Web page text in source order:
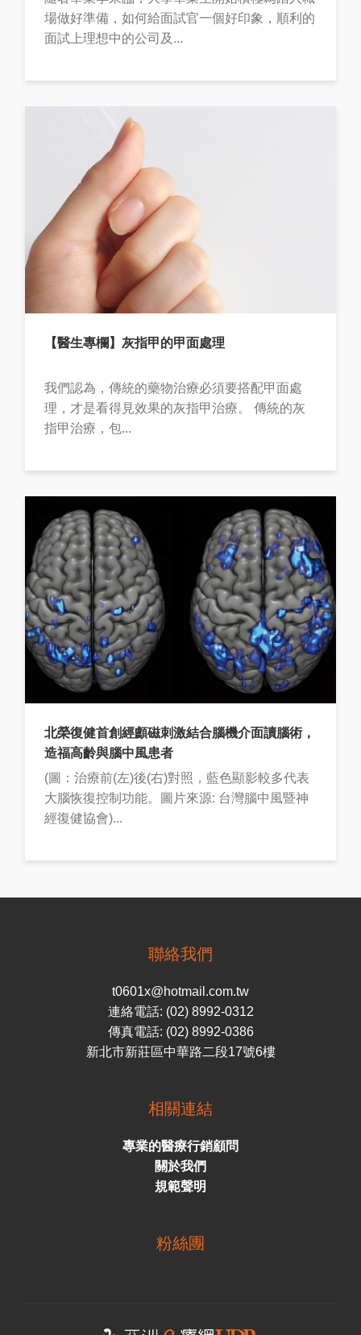
場做好準備，如何給面試官一個好印象，順利的
面試上理想中的公司及...
【醫生專欄】灰指甲的甲面處理
我們認為，傳統的藥物治療必須要搭配甲面處
理，才是看得見效果的灰指甲治療。 傳統的灰
指甲治療，包...
北榮復健首創經顱磁刺激結合腦機介面讀腦術，
造福高齡與腦中風患者
(圖：治療前(左)後(右)對照，藍色顯影較多代表
大腦恢復控制功能。圖片來源: 台灣腦中風暨神
經復健協會)...
聯絡我們
t0601x@hotmail.com.tw
連絡電話: (02) 8992-0312
傳真電話: (02) 8992-0386
新北市新莊區中華路二段17號6樓
相關連結
專業的醫療行銷顧問
關於我們
規範聲明
粉絲團